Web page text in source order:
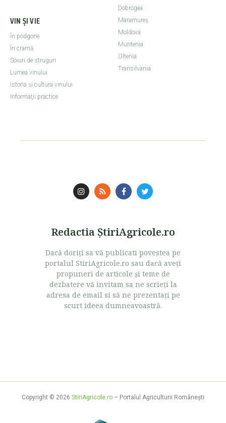
VIN ȘI VIE
În podgorie
În cramă
Soiuri de struguri
Lumea vinului
Istoria şi cultura vinului
Informaţii practice
Dobrogea
Maramureş
Moldova
Muntenia
Oltenia
Transilvania
Redactia ŞtiriAgricole.ro
Dacă doriţi sa vă publicati povestea pe
portalul StiriAgricole.ro sau dacă aveţi
propuneri de articole şi teme de
dezbatere vă invitam sa ne scrieţi la
adresa de email si să ne prezentaţi pe
scurt ideea dumneavoastră.
Copyright © 2026 StiriAgricole.ro – Portalul Agriculturii Româneşti